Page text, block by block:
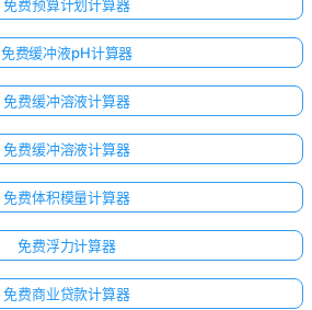
免费预算计划计算器
免费缓冲液pH计算器
免费缓冲溶液计算器
免费缓冲溶液计算器
免费体积模量计算器
免费浮力计算器
免费商业贷款计算器